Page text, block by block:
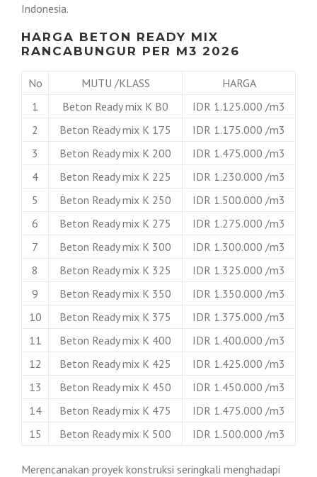
Indonesia.
HARGA BETON READY MIX
RANCABUNGUR PER M3 2026
No MUTU /KLASS
HARGA
1
Beton Ready mix K B0
IDR 1.125.000 /m3
2
Beton Ready mix K 175
IDR 1.175.000 /m3
3
Beton Ready mix K 200
IDR 1.475.000 /m3
4
Beton Ready mix K 225
IDR 1.230.000 /m3
5
Beton Ready mix K 250
IDR 1.500.000 /m3
6
Beton Ready mix K 275
IDR 1.275.000 /m3
7
Beton Ready mix K 300
IDR 1.300.000 /m3
8
Beton Ready mix K 325
IDR 1.325.000 /m3
9
Beton Ready mix K 350
IDR 1.350.000 /m3
10
Beton Ready mix K 375
IDR 1.375.000 /m3
11
Beton Ready mix K 400
IDR 1.400.000 /m3
12
Beton Ready mix K 425
IDR 1.425.000 /m3
13
Beton Ready mix K 450
IDR 1.450.000 /m3
14
Beton Ready mix K 475
IDR 1.475.000 /m3
15
Beton Ready mix K 500 IDR 1.500.000 /m3
Merencanakan proyek konstruksi seringkali menghadapi